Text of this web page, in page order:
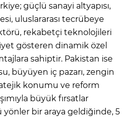
güçlü sanayi altyapısı,
uluslararası tecrübeye
rekabetçi teknolojileri
gösteren dinamik özel
sahiptir. Pakistan ise
büyüyen iç pazarı, zengin
konumu ve reform
büyük fırsatlar
yönler bir araya geldiğinde, 5